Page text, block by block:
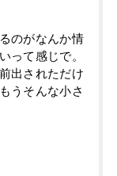
のがなんか情
って感じで。
出されただけ
うそんな小さ